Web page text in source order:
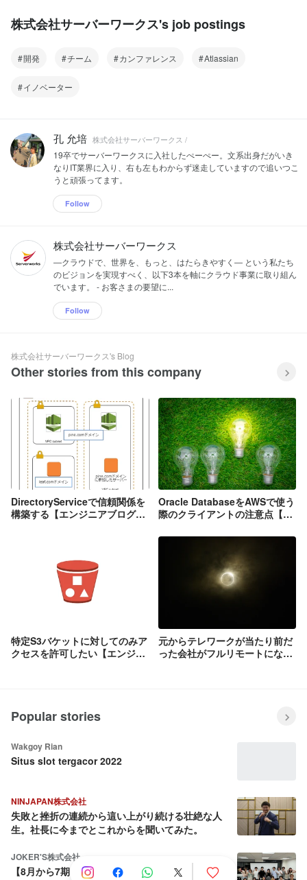
株式会社サーバーワークス's job postings
開発 チーム カンファレンス Atlassian
イノベーター
孔 允培 株式会社サーバーワークス /
19卒でサーバーワークスに入社したぺーぺー。文系出身だがいき
なりIT業界に入り、右も左もわからず迷走していますので追いつこ
うと頑張ってます。
Follow
株式会社サーバーワークス
―クラウドで、世界を、もっと、はたらきやすく― という私たち
のビジョンを実現すべく、以下3本を軸にクラウド事業に取り組ん
でいます。 - お客さまの要望に...
Follow
株式会社サーバーワークス's Blog
Other stories from this company
DirectoryServiceで信頼関係を
構築する【エンジニアブログよ
Oracle DatabaseをAWSで使う
際のクライアントの注意点【エ
特定S3バケットに対してのみア
クセスを許可したい【エンジニ
元からテレワークが当たり前だ
った会社がフルリモートになっ
Popular stories
Wakgoy Rian
Situs slot tergacor 2022
NINJAPAN株式会社
失敗と挫折の連続から這い上がり続ける壮絶な人
生。社長に今までとこれからを聞いてみた。
JOKER'S株式会社
【8月から7期目へ】会社を売却しようとした社長